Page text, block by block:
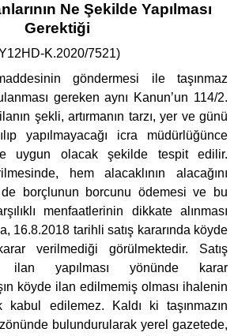
Ne Şekilde Yapılması
Gerektiği
K.2020/7521)
göndermesi ile taşınmaz
gereken aynı Kanun’un 114/2.
şekli, artırmanın tarzı, yer ve günü
yapılmayacağı icra müdürlüğünce
uygun olacak şekilde tespit edilir.
hem alacaklının alacağını
borçlunun borcunu ödemesi ve bu
menfaatlerinin dikkate alınması
16.8.2018 tarihli satış kararında köyde
verilmediği görülmektedir. Satış
ilan yapılması yönünde karar
köyde ilan edilmemiş olması ihalenin
edilemez. Kaldı ki taşınmazın
bulundurularak yerel gazetede,